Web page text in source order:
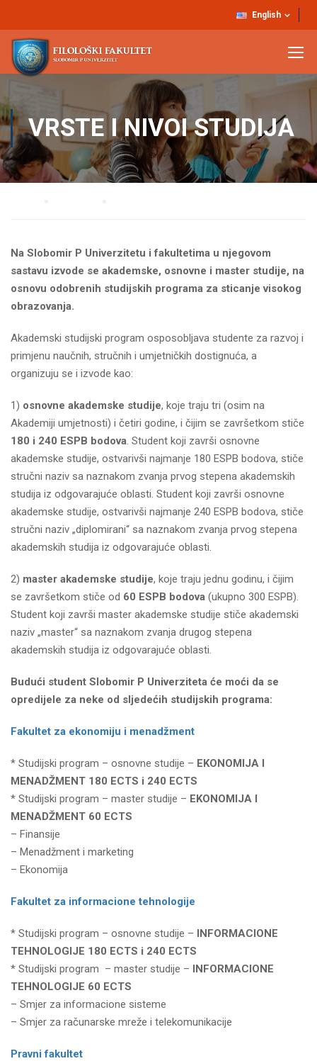
English
VRSTE I NIVOI STUDIJA
Na Slobomir P Univerzitetu i fakultetima u njegovom
sastavu izvode se akademske, osnovne i master studije, na
osnovu odobrenih studijskih programa za sticanje visokog
obrazovanja.
Akademski studijski program osposobljava studente za razvoj i
primjenu naučnih, stručnih i umjetničkih dostignuća, a
organizuju se i izvode kao:
1) osnovne akademske studije, koje traju tri (osim na
Akademiji umjetnosti) i četiri godine, i čijim se završetkom stiče
180 i 240 ESPB bodova. Student koji završi osnovne
akademske studije, ostvarivši najmanje 180 ESPB bodova, stiče
stručni naziv sa naznakom zvanja prvog stepena akademskih
studija iz odgovarajuće oblasti. Student koji završi osnovne
akademske studije, ostvarivši najmanje 240 ESPB bodova, stiče
stručni naziv „diplomirani“ sa naznakom zvanja prvog stepena
akademskih studija iz odgovarajuće oblasti.
2) master akademske studije, koje traju jednu godinu, i čijim
se završetkom stiče od 60 ESPB bodova (ukupno 300 ESPB).
Student koji završi master akademske studije stiče akademski
naziv „master“ sa naznakom zvanja drugog stepena
akademskih studija iz odgovarajuće oblasti.
Budući student Slobomir P Univerziteta će moći da se
opredijele za neke od sljedećih studijskih programa:
Fakultet za ekonomiju i menadžment
* Studijski program – osnovne studije – EKONOMIJA I
MENADŽMENT 180 ECTS i 240 ECTS
* Studijski program – master studije – EKONOMIJA I
MENADŽMENT 60 ECTS
– Finansije
– Menadžment i marketing
– Ekonomija
Fakultet za informacione tehnologije
* Studijski program – osnovne studije – INFORMACIONE
TEHNOLOGIJE 180 ECTS i 240 ECTS
* Studijski program – master studije – INFORMACIONE
TEHNOLOGIJE 60 ECTS
– Smjer za informacione sisteme
– Smjer za računarske mreže i telekomunikacije
Pravni fakultet